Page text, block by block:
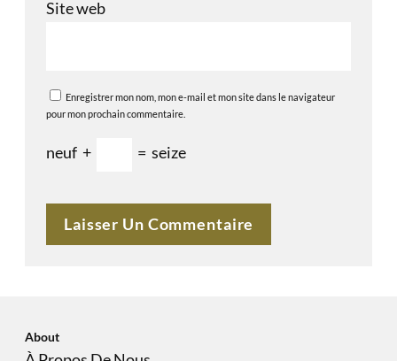
Site web
Enregistrer mon nom, mon e-mail et mon site dans le navigateur
pour mon prochain commentaire.
neuf + = seize
About